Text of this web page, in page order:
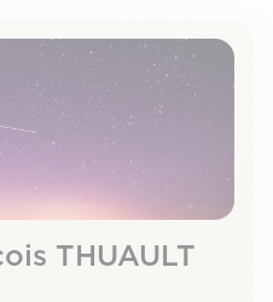
THUAULT